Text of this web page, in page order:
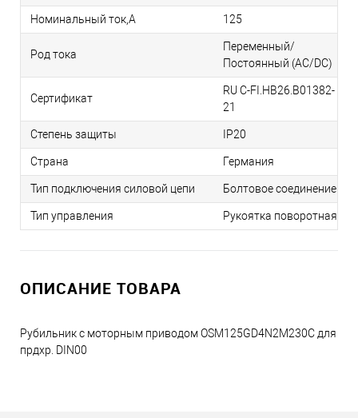
Номинальный ток,А 125
Род тока
Переменный/
Постоянный (AC/DC)
Сертификат
RU C-FI.НВ26.B01382-
21
Степень защиты IP20
Страна Германия
Тип подключения силовой цепи Болтовое соединение
Тип управления Рукоятка поворотная
ОПИСАНИЕ ТОВАРА
Рубильник с моторным приводом OSM125GD4N2M230C для
прдхр. DIN00